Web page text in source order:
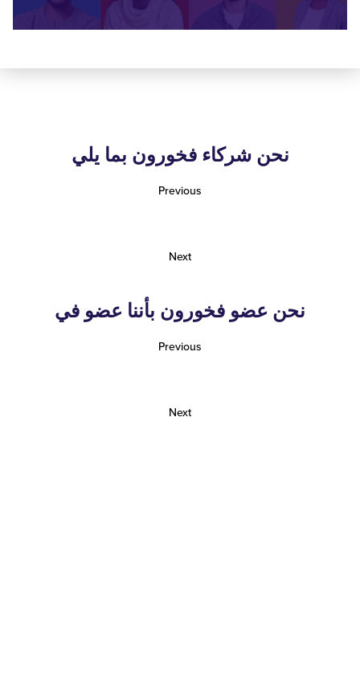
نحن شركاء فخورون بما يلي
نحن عضو فخورون بأننا عضو في